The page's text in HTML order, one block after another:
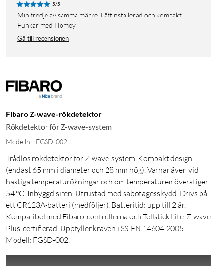
5/5
Min tredje av samma märke. Lättinstallerad och kompakt.
Funkar med Homey
Gå till recensionen
Fibaro Z-wave-rökdetektor
Rökdetektor för Z-wave-system
Modellnr: FGSD-002
Trådlös rökdetektor för Z-wave-system. Kompakt design
(endast 65 mm i diameter och 28 mm hög). Varnar även vid
hastiga temperaturökningar och om temperaturen överstiger
54 °C. Inbyggd siren. Utrustad med sabotagesskydd. Drivs på
ett CR123A-batteri (medföljer). Batteritid: upp till 2 år.
Kompatibel med Fibaro-controllerna och Tellstick Lite. Z-wave
Plus-certifierad. Uppfyller kraven i SS-EN 14604:2005.
Modell: FGSD-002.